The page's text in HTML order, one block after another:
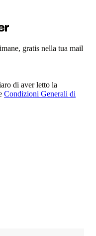
gratis nella tua mail
di aver letto la
Condizioni Generali di